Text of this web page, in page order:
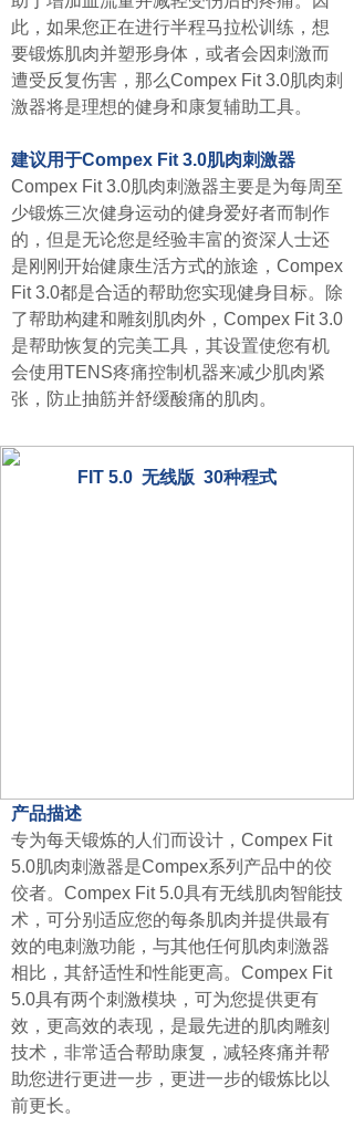
此，如果您正在进行半程马拉松训练，想
要锻炼肌肉并塑形身体，或者会因刺激而
遭受反复伤害，那么Compex Fit 3.0肌肉刺
激器将是理想的健身和康复辅助工具。
建议用于Compex Fit 3.0肌肉刺激器
Compex Fit 3.0肌肉刺激器主要是为每周至
少锻炼三次健身运动的健身爱好者而制作
的，但是无论您是经验丰富的资深人士还
是刚刚开始健康生活方式的旅途，Compex
Fit 3.0都是合适的帮助您实现健身目标。除
了帮助构建和雕刻肌肉外，Compex Fit 3.0
是帮助恢复的完美工具，其设置使您有机
会使用TENS疼痛控制机器来减少肌肉紧
张，防止抽筋并舒缓酸痛的肌肉。
FIT 5.0 无线版 30种程式
产品描述
专为每天锻炼的人们而设计，Compex Fit
5.0肌肉刺激器是Compex系列产品中的佼
佼者。Compex Fit 5.0具有无线肌肉智能技
术，可分别适应您的每条肌肉并提供最有
效的电刺激功能，与其他任何肌肉刺激器
相比，其舒适性和性能更高。Compex Fit
5.0具有两个刺激模块，可为您提供更有
效，更高效的表现，是最先进的肌肉雕刻
技术，非常适合帮助康复，减轻疼痛并帮
助您进行更进一步，更进一步的锻炼比以
前更长。